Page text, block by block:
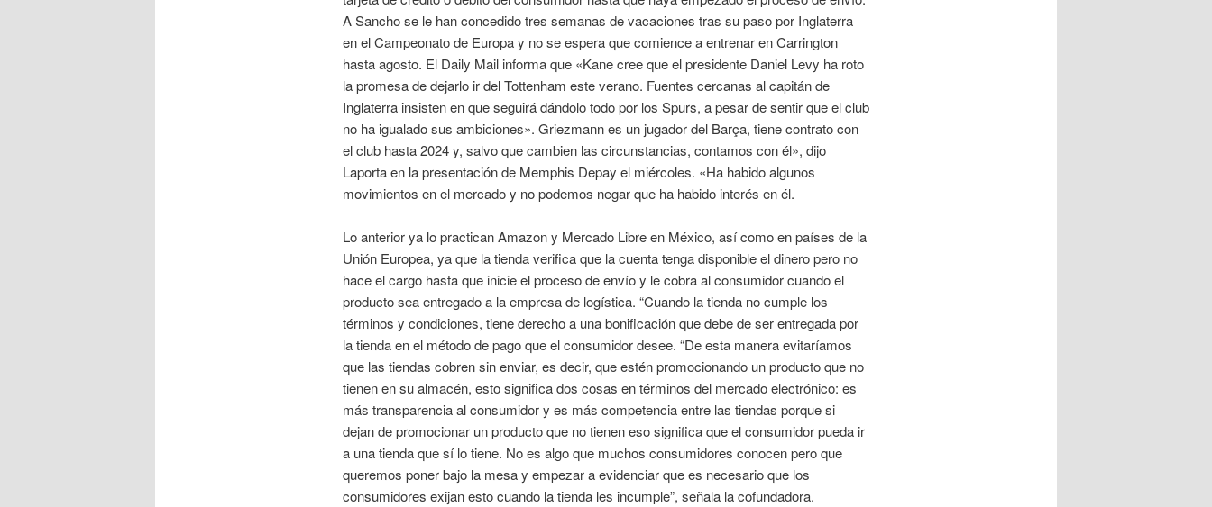
A Sancho se le han concedido tres semanas de vacaciones tras su paso por Inglaterra
en el Campeonato de Europa y no se espera que comience a entrenar en Carrington
hasta agosto. El Daily Mail informa que «Kane cree que el presidente Daniel Levy ha roto
la promesa de dejarlo ir del Tottenham este verano. Fuentes cercanas al capitán de
Inglaterra insisten en que seguirá dándolo todo por los Spurs, a pesar de sentir que el club
no ha igualado sus ambiciones». Griezmann es un jugador del Barça, tiene contrato con
el club hasta 2024 y, salvo que cambien las circunstancias, contamos con él», dijo
Laporta en la presentación de Memphis Depay el miércoles. «Ha habido algunos
movimientos en el mercado y no podemos negar que ha habido interés en él.
Lo anterior ya lo practican Amazon y Mercado Libre en México, así como en países de la
Unión Europea, ya que la tienda verifica que la cuenta tenga disponible el dinero pero no
hace el cargo hasta que inicie el proceso de envío y le cobra al consumidor cuando el
producto sea entregado a la empresa de logística. “Cuando la tienda no cumple los
términos y condiciones, tiene derecho a una bonificación que debe de ser entregada por
la tienda en el método de pago que el consumidor desee. “De esta manera evitaríamos
que las tiendas cobren sin enviar, es decir, que estén promocionando un producto que no
tienen en su almacén, esto significa dos cosas en términos del mercado electrónico: es
más transparencia al consumidor y es más competencia entre las tiendas porque si
dejan de promocionar un producto que no tienen eso significa que el consumidor pueda ir
a una tienda que sí lo tiene. No es algo que muchos consumidores conocen pero que
queremos poner bajo la mesa y empezar a evidenciar que es necesario que los
consumidores exijan esto cuando la tienda les incumple”, señala la cofundadora.